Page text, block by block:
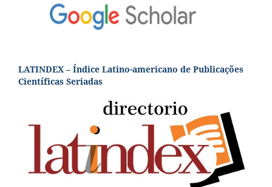
LATINDEX – Índice Latino-americano de Publicações
Científicas Seriadas